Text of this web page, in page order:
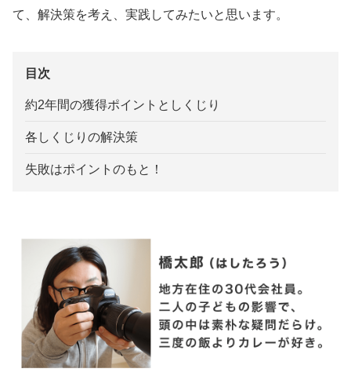
て、解決策を考え、実践してみたいと思います。
目次
約2年間の獲得ポイントとしくじり
各しくじりの解決策
失敗はポイントのもと！